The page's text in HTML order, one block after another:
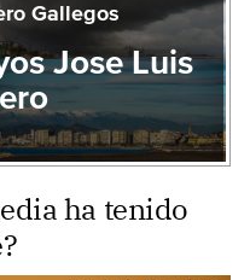
Gallegos
Jose Luis
ha tenido